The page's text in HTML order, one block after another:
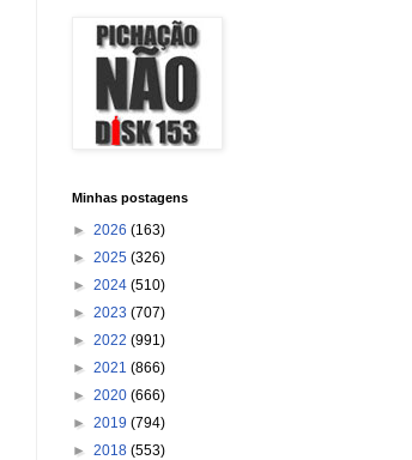
Minhas postagens
► 2026 (163)
► 2025 (326)
► 2024 (510)
► 2023 (707)
► 2022 (991)
► 2021 (866)
► 2020 (666)
► 2019 (794)
► 2018 (553)